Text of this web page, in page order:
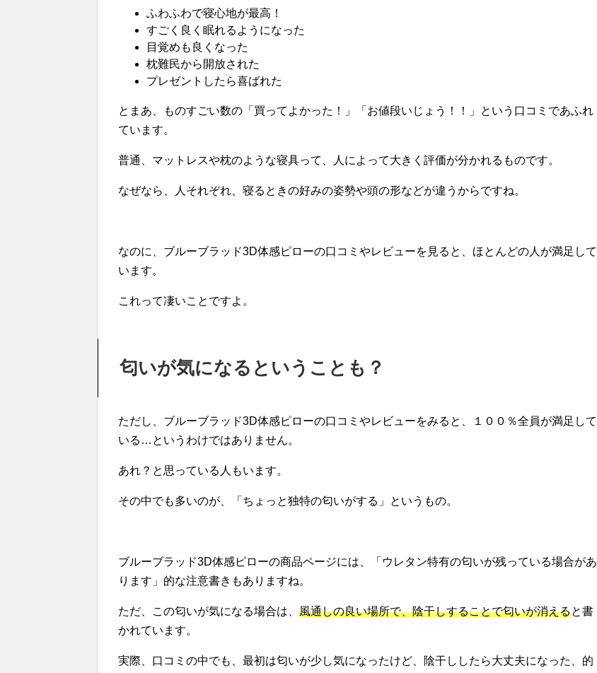
ふわふわで寝心地が最高！
すごく良く眠れるようになった
目覚めも良くなった
枕難民から開放された
プレゼントしたら喜ばれた
とまあ、ものすごい数の「買ってよかった！」「お値段いじょう！！」という口コミであふれ
ています。
普通、マットレスや枕のような寝具って、人によって大きく評価が分かれるものです。
なぜなら、人それぞれ、寝るときの好みの姿勢や頭の形などが違うからですね。
なのに、ブルーブラッド3D体感ピローの口コミやレビューを見ると、ほとんどの人が満足して
います。
これって凄いことですよ。
匂いが気になるということも？
ただし、ブルーブラッド3D体感ピローの口コミやレビューをみると、１００％全員が満足して
いる…というわけではありません。
あれ？と思っている人もいます。
その中でも多いのが、「ちょっと独特の匂いがする」というもの。
ブルーブラッド3D体感ピローの商品ページには、「ウレタン特有の匂いが残っている場合があ
ります」的な注意書きもありますね。
ただ、この匂いが気になる場合は、 風通しの良い場所で、陰干しすることで匂いが消えると書
かれています。
実際、口コミの中でも、最初は匂いが少し気になったけど、陰干ししたら大丈夫になった、的